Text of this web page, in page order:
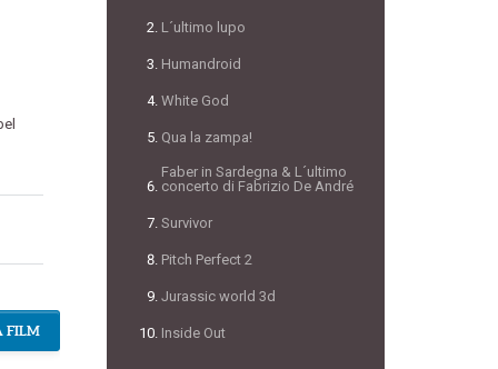
FILM
L´ultimo lupo
Humandroid
White God
Qua la zampa!
Faber in Sardegna & L´ultimo
concerto di Fabrizio De André
Survivor
Pitch Perfect 2
Jurassic world 3d
Inside Out